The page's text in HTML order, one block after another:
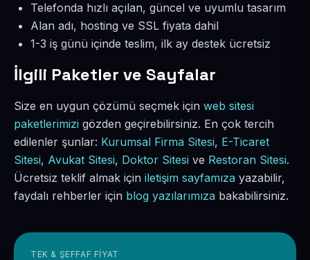
Telefonda hızlı açılan, güncel ve uyumlu tasarım
Alan adı, hosting ve SSL fiyata dahil
1-3 iş günü içinde teslim, ilk ay destek ücretsiz
İlgili Paketler ve Sayfalar
Size en uygun çözümü seçmek için web sitesi
paketlerimizi gözden geçirebilirsiniz. En çok tercih
edilenler şunlar: Kurumsal Firma Sitesi, E-Ticaret
Sitesi, Avukat Sitesi, Doktor Sitesi ve Restoran Sitesi.
Ücretsiz teklif almak için iletişim sayfamıza yazabilir,
faydalı rehberler için blog yazılarımıza bakabilirsiniz.
TEK & ŞEFFAF FIYAT